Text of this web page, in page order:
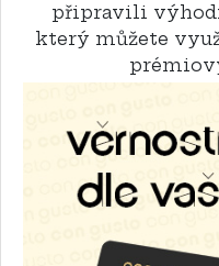
připravili
který můžete